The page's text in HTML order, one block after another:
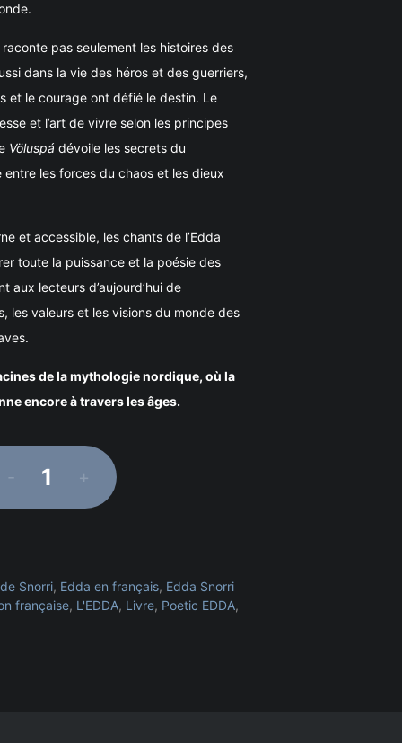
pas seulement les histoires des
dans la vie des héros et des guerriers,
et le courage ont défié le destin. Le
et l’art de vivre selon les principes
Völuspá dévoile les secrets du
entre les forces du chaos et les dieux
et accessible, les chants de l’Edda
toute la puissance et la poésie des
aux lecteurs d’aujourd’hui de
les valeurs et les visions du monde des
de la mythologie nordique, où la
encore à travers les âges.
-
quantité
L'EDDA
en
+
Snorri, Edda en français, Edda Snorri
française, L'EDDA, Livre, Poetic EDDA,